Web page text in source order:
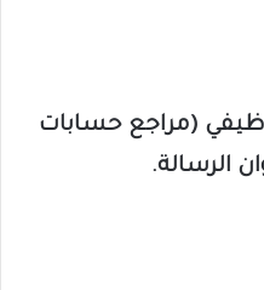
(مراجع حسابات
الرسالة.